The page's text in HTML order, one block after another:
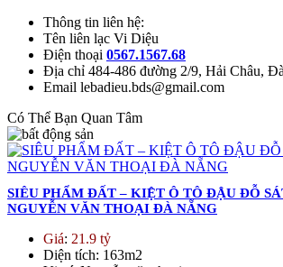
Thông tin liên hệ:
Tên liên lạc Vi Diệu
Điện thoại 0567.1567.68
Địa chỉ 484-486 đường 2/9, Hải Châu,
Email lebadieu.bds@gmail.com
Có Thể Bạn Quan Tâm
SIÊU PHẨM ĐẤT – KIỆT Ô TÔ ĐẬU ĐỖ
NGUYỄN VĂN THOẠI ĐÀ NẴNG
Giá: 21.9 tỷ
Diện tích: 163m2